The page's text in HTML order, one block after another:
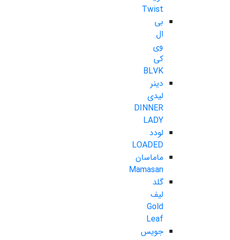
Twist
بی
ال
وی
کی
BLVK
دینر
لیدی
DINNER
LADY
لودد
LOADED
ماماسان
Mamasan
گلد
لیف
Gold
Leaf
جویس